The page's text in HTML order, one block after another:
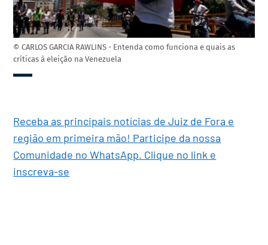
© CARLOS GARCIA RAWLINS - Entenda como funciona e quais as
críticas à eleição na Venezuela
Receba as principais notícias de Juiz de Fora e
região em primeira mão! Participe da nossa
Comunidade no WhatsApp. Clique no link e
inscreva-se